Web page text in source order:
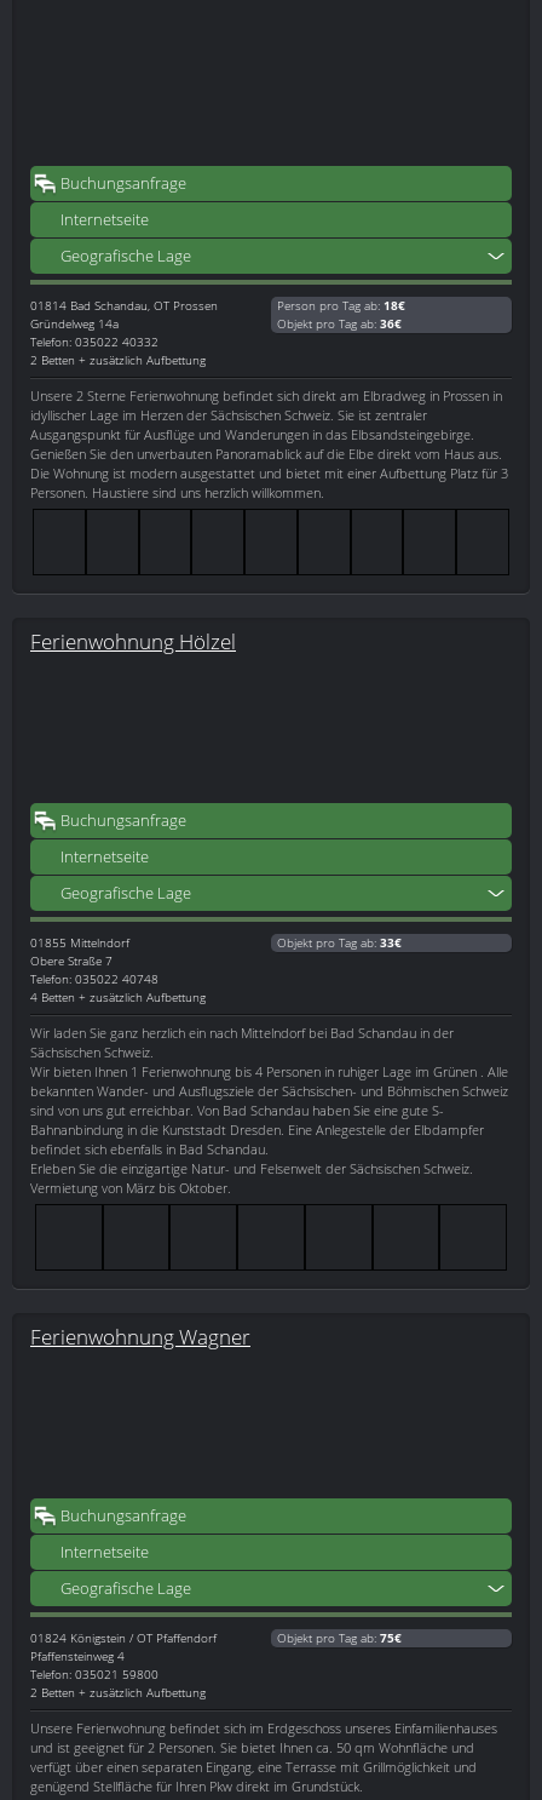
Buchungsanfrage
Internetseite
Geografische Lage
01814 Bad Schandau, OT Prossen
Gründelweg 14a
Telefon: 035022 40332
2 Betten + zusätzlich Aufbettung
Person pro Tag ab: 18€
Objekt pro Tag ab: 36€
Unsere 2 Sterne Ferienwohnung befindet sich direkt am Elbradweg in Prossen in
idyllischer Lage im Herzen der Sächsischen Schweiz. Sie ist zentraler
Ausgangspunkt für Ausflüge und Wanderungen in das Elbsandsteingebirge.
Genießen Sie den unverbauten Panoramablick auf die Elbe direkt vom Haus aus.
Die Wohnung ist modern ausgestattet und bietet mit einer Aufbettung Platz für 3
Personen. Haustiere sind uns herzlich willkommen.
Ferienwohnung Hölzel
Buchungsanfrage
Internetseite
Geografische Lage
01855 Mittelndorf
Obere Straße 7
Telefon: 035022 40748
4 Betten + zusätzlich Aufbettung
Objekt pro Tag ab: 33€
Wir laden Sie ganz herzlich ein nach Mittelndorf bei Bad Schandau in der
Sächsischen Schweiz.
Wir bieten Ihnen 1 Ferienwohnung bis 4 Personen in ruhiger Lage im Grünen . Alle
bekannten Wander- und Ausflugsziele der Sächsischen- und Böhmischen Schweiz
sind von uns gut erreichbar. Von Bad Schandau haben Sie eine gute S-
Bahnanbindung in die Kunststadt Dresden. Eine Anlegestelle der Elbdampfer
befindet sich ebenfalls in Bad Schandau.
Erleben Sie die einzigartige Natur- und Felsenwelt der Sächsischen Schweiz.
Vermietung von März bis Oktober.
Ferienwohnung Wagner
Buchungsanfrage
Internetseite
Geografische Lage
01824 Königstein / OT Pfaffendorf
Pfaffensteinweg 4
Telefon: 035021 59800
2 Betten + zusätzlich Aufbettung
Objekt pro Tag ab: 75€
Unsere Ferienwohnung befindet sich im Erdgeschoss unseres Einfamilienhauses
und ist geeignet für 2 Personen. Sie bietet Ihnen ca. 50 qm Wohnfläche und
verfügt über einen separaten Eingang, eine Terrasse mit Grillmöglichkeit und
genügend Stellfläche für Ihren Pkw direkt im Grundstück.